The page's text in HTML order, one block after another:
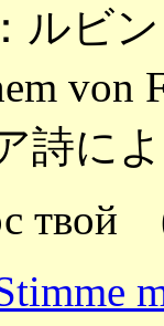
ビン
詩に
твой